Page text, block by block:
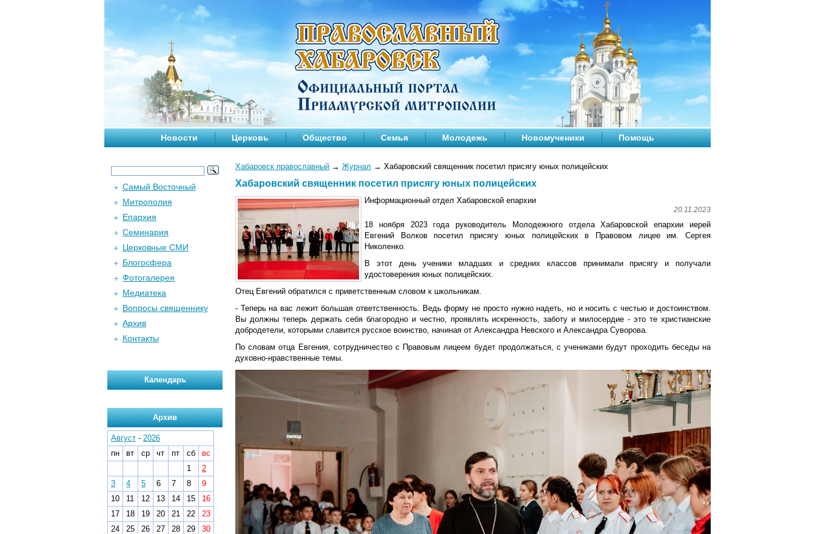
Новости Церковь Общество Семья Молодежь Новомученики Помощь
Хабаровск православный → Журнал → Хабаровский священник посетил присягу юных полицейских
Хабаровский священник посетил присягу юных полицейских
Информационный отдел Хабаровской епархии
20.11.2023
18 ноября 2023 года руководитель Молодежного отдела Хабаровской епархии иерей
Евгений Волков посетил присягу юных полицейских в Правовом лицее им. Сергея
Николенко.
В этот день ученики младших и средних классов принимали присягу и получали
удостоверения юных полицейских.
Отец Евгений обратился с приветственным словом к школьникам.
- Теперь на вас лежит большая ответственность. Ведь форму не просто нужно надеть, но и носить с честью и достоинством.
Вы должны теперь держать себя благородно и честно, проявлять искренность, заботу и милосердие - это те христианские
добродетели, которыми славится русское воинство, начиная от Александра Невского и Александра Суворова.
По словам отца Евгения, сотрудничество с Правовым лицеем будет продолжаться, с учениками будут проходить беседы на
духовно-нравственные темы.
Самый Восточный
Митрополия
Епархия
Семинария
Церковные СМИ
Блогосфера
Фотогалерея
Медиатека
Вопросы священнику
Архив
Контакты
Календарь
Архив
Август - 2026
пн
вт ср чт пт сб
вс
1
2
3
4 5 6 7 8
9
10
11 12 13 14 15
16
17
18 19 20 21 22
23
24
25 26 27 28 29
30